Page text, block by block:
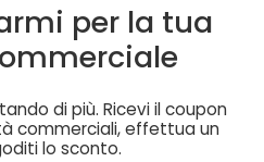
per la tua
di più. Ricevi il coupon
commerciali, effettua un
lo sconto.